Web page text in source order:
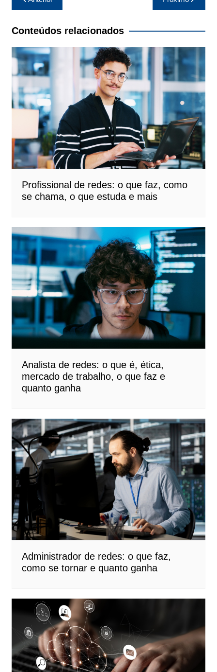
de
Post
Conteúdos relacionados
Profissional de redes: o que faz, como
se chama, o que estuda e mais
Analista de redes: o que é, ética,
mercado de trabalho, o que faz e
quanto ganha
Administrador de redes: o que faz,
como se tornar e quanto ganha